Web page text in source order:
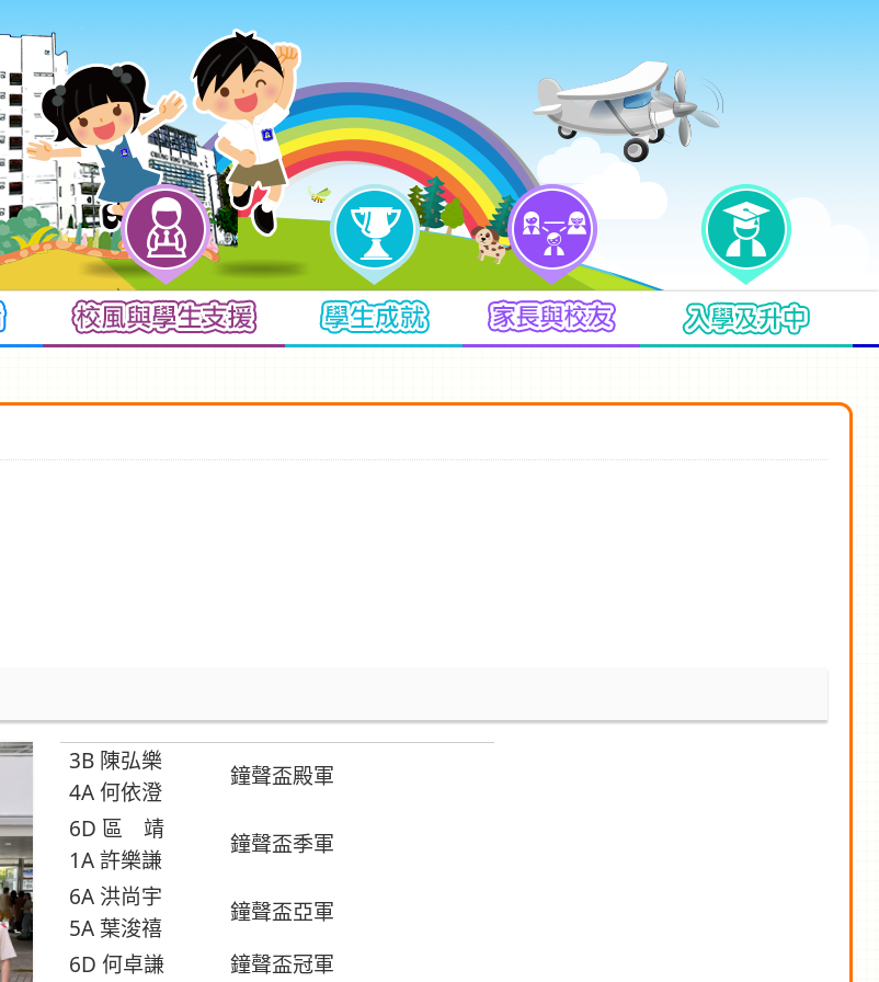
3B 陳弘樂
4A 何依澄
鐘聲盃殿軍
6D 區 靖
1A 許樂謙
鐘聲盃季軍
6A 洪尚宇
5A 葉浚禧
鐘聲盃亞軍
6D 何卓謙 鐘聲盃冠軍